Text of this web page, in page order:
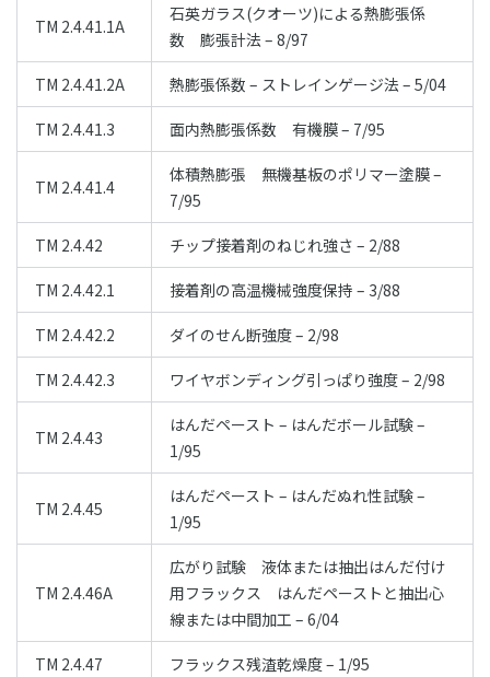
TM 2.4.41.1A
石英ガラス(クオーツ)による熱膨張係
数 膨張計法 – 8/97
TM 2.4.41.2A 熱膨張係数 – ストレインゲージ法 – 5/04
TM 2.4.41.3 面内熱膨張係数 有機膜 – 7/95
TM 2.4.41.4
体積熱膨張 無機基板のポリマー塗膜 –
7/95
TM 2.4.42 チップ接着剤のねじれ強さ – 2/88
TM 2.4.42.1 接着剤の高温機械強度保持 – 3/88
TM 2.4.42.2 ダイのせん断強度 – 2/98
TM 2.4.42.3 ワイヤボンディング引っぱり強度 – 2/98
TM 2.4.43
はんだペースト – はんだボール試験 –
1/95
TM 2.4.45
はんだペースト – はんだぬれ性試験 –
1/95
TM 2.4.46A
広がり試験 液体または抽出はんだ付け
用フラックス はんだペーストと抽出心
線または中間加工 – 6/04
TM 2.4.47 フラックス残渣乾燥度 – 1/95